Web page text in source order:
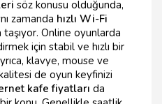
söz konusu olduğunda,
zamanda hızlı Wi-Fi
Online oyunlarda
için stabil ve hızlı bir
klavye, mouse ve
de oyun keyfinizi
kafe fiyatları da